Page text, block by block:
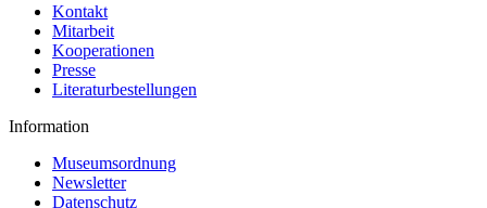
Kontakt
Mitarbeit
Kooperationen
Presse
Literaturbestellungen
Information
Museumsordnung
Newsletter
Datenschutz